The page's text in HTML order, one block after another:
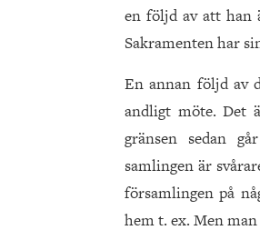
en följd av att han
Sakramenten har
En annan följd av
andligt möte. Det
gränsen sedan
samlingen är
församlingen på
hem t. ex. Men